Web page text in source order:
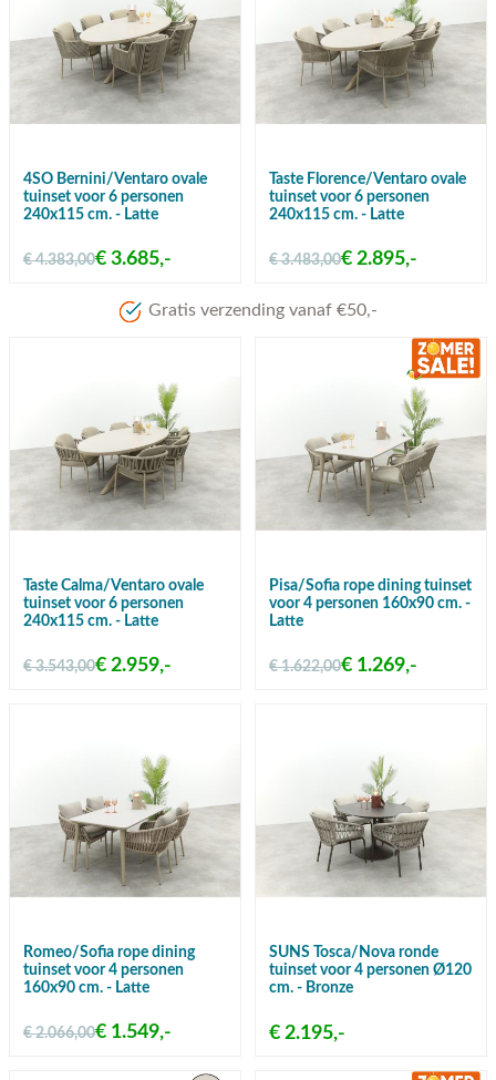
4SO Bernini/Ventaro ovale
tuinset voor 6 personen
240x115 cm. - Latte
€ 4.383,00€ 3.685,-
Taste Florence/Ventaro ovale
tuinset voor 6 personen
240x115 cm. - Latte
€ 3.483,00€ 2.895,-
Meer dan 80 jaar ervaring
Taste Calma/Ventaro ovale
tuinset voor 6 personen
240x115 cm. - Latte
€ 3.543,00€ 2.959,-
Pisa/Sofia rope dining tuinset
voor 4 personen 160x90 cm. -
Latte
€ 1.622,00€ 1.269,-
Romeo/Sofia rope dining
tuinset voor 4 personen
160x90 cm. - Latte
€ 2.066,00€ 1.549,-
SUNS Tosca/Nova ronde
tuinset voor 4 personen Ø120
cm. - Bronze
€ 2.195,-